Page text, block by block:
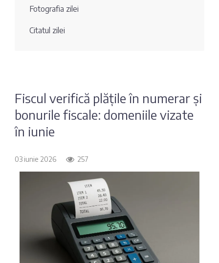
Joburi
Fotografia
Depozite
Maib
OTP Bank
ProCredit Bank
Victoriabank
întrebare?
Sondaj
Fotografia zilei
Citatul zilei
Fiscul verifică plățile în numerar și
bonurile fiscale: domeniile vizate
în iunie
03 iunie 2026 257